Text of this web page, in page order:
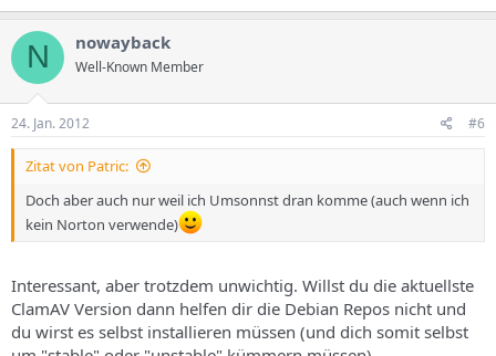
N nowayback
Well-Known Member
24. Jan. 2012 #6
Zitat von Patric:
Doch aber auch nur weil ich Umsonnst dran komme (auch wenn ich
kein Norton verwende)
Interessant, aber trotzdem unwichtig. Willst du die aktuellste
ClamAV Version dann helfen dir die Debian Repos nicht und
du wirst es selbst installieren müssen (und dich somit selbst